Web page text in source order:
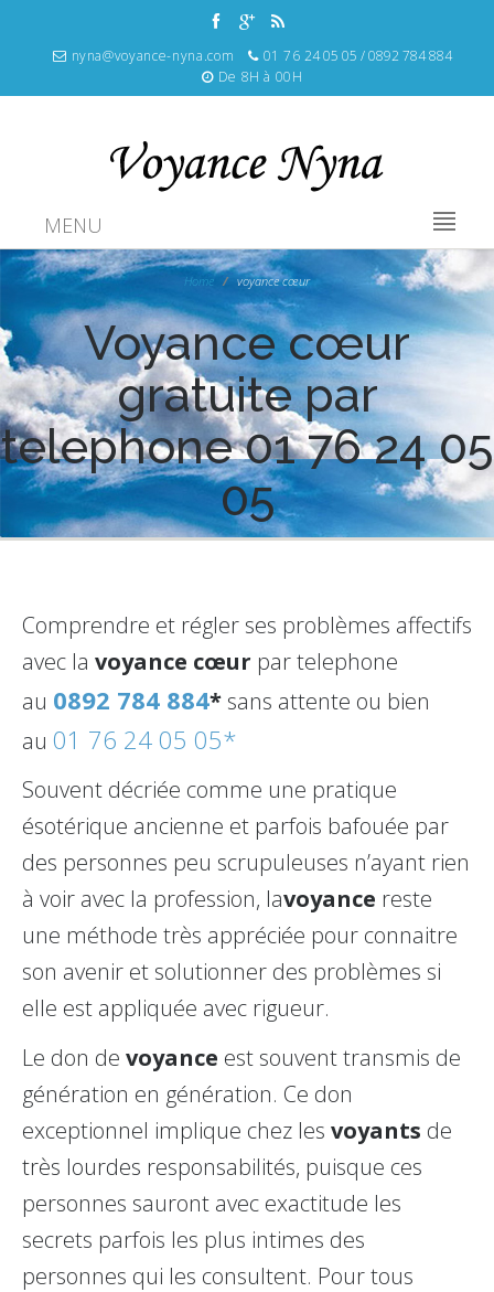
nyna@voyance-nyna.com
01 76 24 05 05 / 0892 784 884
De 8H à 00H
MENU
Home voyance cœur
Voyance cœur
gratuite par
telephone 01 76 24 05
05
Comprendre et régler ses problèmes affectifs
avec la voyance cœur par telephone
au 0892 784 884* sans attente ou bien
au 01 76 24 05 05*
Souvent décriée comme une pratique
ésotérique ancienne et parfois bafouée par
des personnes peu scrupuleuses n’ayant rien
à voir avec la profession, lavoyance reste
une méthode très appréciée pour connaitre
son avenir et solutionner des problèmes si
elle est appliquée avec rigueur.
Le don de voyance est souvent transmis de
génération en génération. Ce don
exceptionnel implique chez les voyants de
très lourdes responsabilités, puisque ces
personnes sauront avec exactitude les
secrets parfois les plus intimes des
personnes qui les consultent. Pour tous